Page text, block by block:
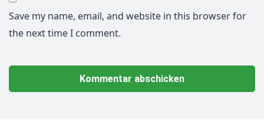
Save my name, email, and website in this browser for
the next time I comment.